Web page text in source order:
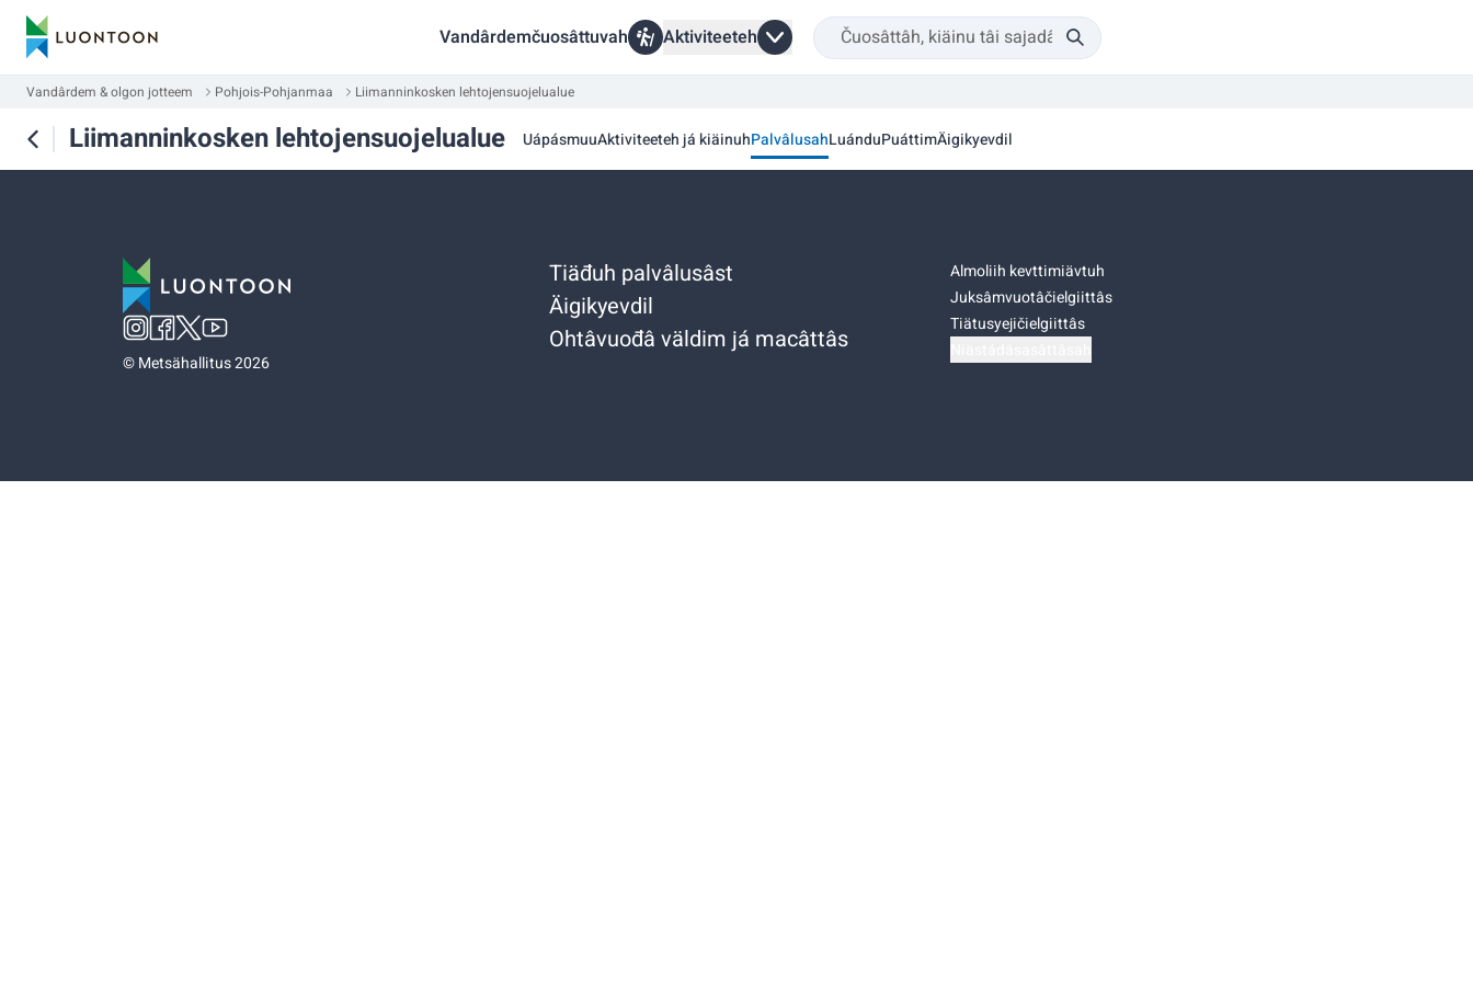
Vandârdemčuosâttuvah Aktiviteeteh
Vandârdem & olgon jotteem Pohjois-Pohjanmaa Liimanninkosken lehtojensuojelualue
Liimanninkosken lehtojensuojelualue UápásmuuAktiviteeteh já kiäinuhPalvâlusahLuánduPuáttimÄigikyevdil
©Metsähallitus 2026
Tiäđuh palvâlusâst
Äigikyevdil
Ohtâvuođâ väldim já macâttâs
Almoliih kevttimiävtuh
Juksâmvuotâčielgiittâs
Tiätusyejičielgiittâs